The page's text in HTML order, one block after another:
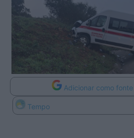
Adicionar como
Tempo